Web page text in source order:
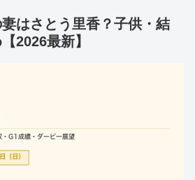
はさとう里香？子供・結
2026最新】